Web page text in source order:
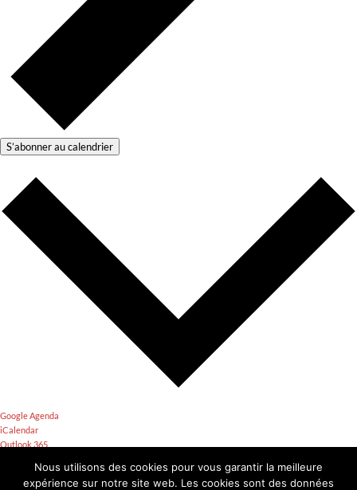
S’abonner au calendrier
Google Agenda
iCalendar
Outlook 365
Exporter le fichier .ics
Exporter le fichier Outlook .ics
Nous utilisons des cookies pour vous garantir la meilleure
expérience sur notre site web. Les cookies sont des données